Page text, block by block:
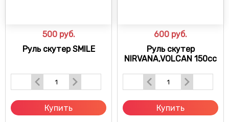
500 руб.
Руль скутер SMILE
Купить
600 руб.
Руль скутер
NIRVANA,VOLCAN 150сс
Купить